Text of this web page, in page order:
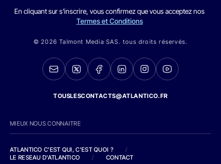
En cliquant sur s'inscrire, vous confirmez que vous acceptez nos
Termes et Conditions
© 2026 Talmont Media SAS. tous droits réservés.
TOUSLESCONTACTS@ATLANTICO.FR
MIEUX NOUS CONNAITRE
ATLANTICO C'EST QUI, C'EST QUOI ?
/
LE RESEAU D'ATLANTICO
/ CONTACT